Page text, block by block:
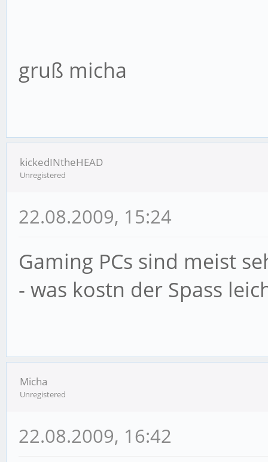
gruß micha
kickedINtheHEAD
Unregistered
22.08.2009, 15:24
Gaming PCs sind meist
- was kostn der Spass
Micha
Unregistered
22.08.2009, 16:42